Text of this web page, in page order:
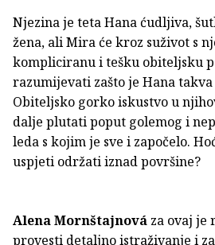
Njezina je teta Hana ćudljiva,
žena, ali Mira će kroz suživot s
kompliciranu i tešku obiteljsku
razumijevati zašto je Hana
Obiteljsko gorko iskustvo u
dalje plutati poput golemog i
leda s kojim je sve i započelo.
uspjeti održati iznad površine?
Alena Mornštajnová za ovaj je
provesti detaljno istraživanje i